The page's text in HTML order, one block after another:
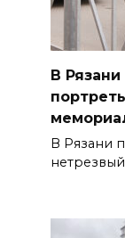
В
В Рязани